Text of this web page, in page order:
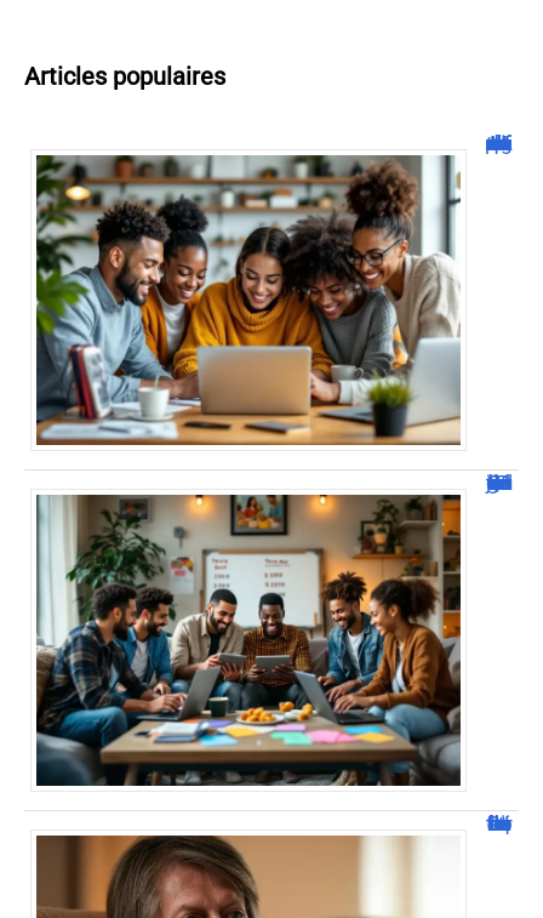
Articles populaires
Malgrim com : tout ce que vous devez savoir sur la plateforme !
JetPunk : Quiz et jeux de culture générale
Jacques Dutronc fortune : estimation et sources de richesse !